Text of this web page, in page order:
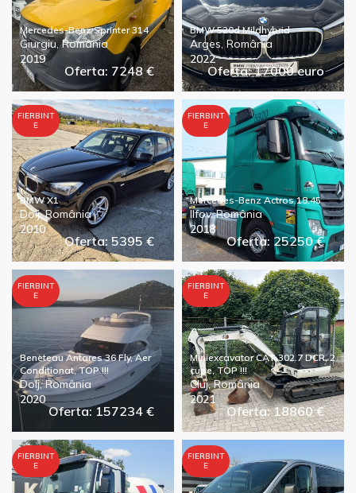
Oferta: 7248 €
Mercedes-Benz Sprinter 314
Giurgiu, România
2019
Oferta: 17000 euro
BMW 520d Mildhybrid
Arges, România
2022
FIERBINT
E
Oferta: 5395 €
BMW X1
Dolj, România
2010
FIERBINT
E
Oferta: 25250 €
Mercedes-Benz Actros 18.45
Ilfov, România
2018
FIERBINT
E
Oferta: 157234 €
Beneteau Antares 36 Fly, Aer
Conditionat, TOP !!!
Dolj, România
2020
FIERBINT
E
Oferta: 18860 €
Miniexcavator CAT 302.7 DCR, 2
cupe, TOP !!!
Cluj, România
2021
FIERBINT
E
FIERBINT
E